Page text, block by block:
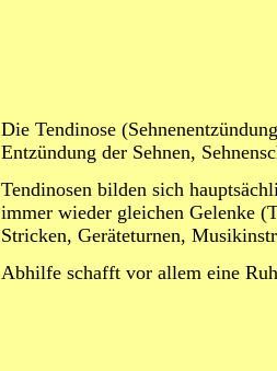
Die Tendinose
Entzündung der Sehnen,
Tendinosen bilden sich
immer wieder gleichen Gelenke
Stricken, Geräteturnen,
Abhilfe schafft vor allem eine